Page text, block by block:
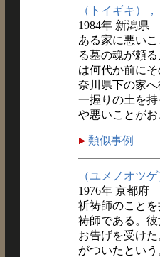
（トイギキ）
1984年 新潟県
ある家に悪い
る墓の魂が頼
は何代か前に
奈川県下の家
一握りの土を
や悪いことがお
類似事例
（ユメノオツ
1976年 京都府
祈祷師のこと
祷師である。
お告げを受け
がついたという